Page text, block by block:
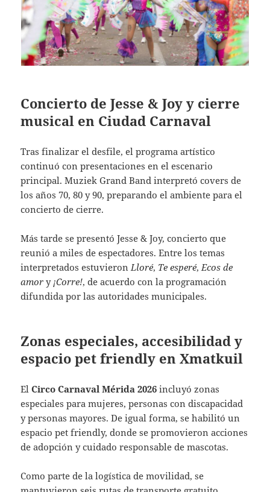
Concierto de Jesse & Joy y cierre
musical en Ciudad Carnaval
Tras finalizar el desfile, el programa artístico
continuó con presentaciones en el escenario
principal. Muziek Grand Band interpretó covers de
los años 70, 80 y 90, preparando el ambiente para el
concierto de cierre.
Más tarde se presentó Jesse & Joy, concierto que
reunió a miles de espectadores. Entre los temas
interpretados estuvieronLloré, Te esperé,Ecos de
amor y ¡Corre!, de acuerdo con la programación
difundida por las autoridades municipales.
Zonas especiales, accesibilidad y
espacio pet friendly en Xmatkuil
ElCirco Carnaval Mérida 2026 incluyó zonas
especiales para mujeres, personas con discapacidad
y personas mayores. De igual forma, se habilitó un
espacio pet friendly, donde se promovieron acciones
de adopción y cuidado responsable de mascotas.
Como parte de la logística de movilidad, se